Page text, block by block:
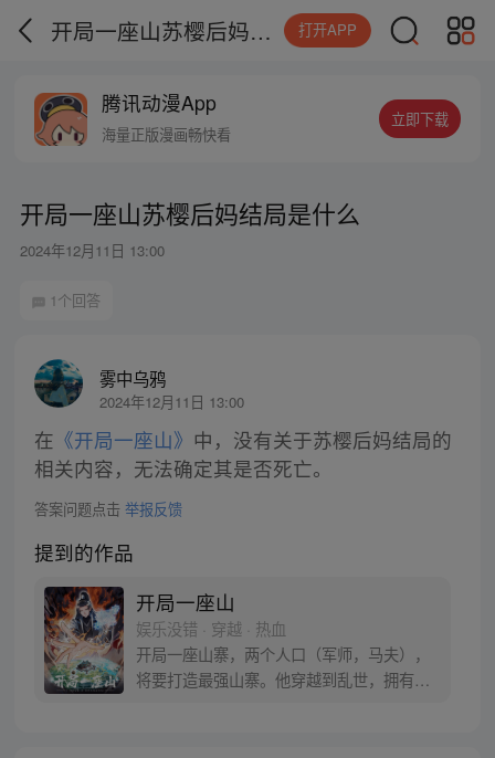
开局一座山苏樱后妈结局是什么 打开APP
腾讯动漫App
海量正版漫画畅快看
立即下载
开局一座山苏樱后妈结局是什么
2024年12月11日 13:00
1个回答
雾中乌鸦
2024年12月11日 13:00
在 《开局一座山》 中，没有关于苏樱后妈结局的
相关内容，无法确定其是否死亡。
答案问题点击 举报反馈
提到的作品
开局一座山
娱乐没错 · 穿越 · 热血
开局一座山寨，两个人口（军师，马夫），
将要打造最强山寨。他穿越到乱世，拥有一